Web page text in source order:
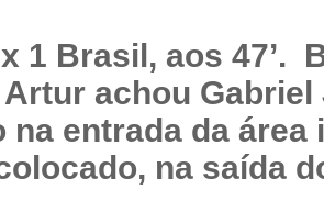
1 Brasil, aos 47’.
achou
na entrada da
na saída